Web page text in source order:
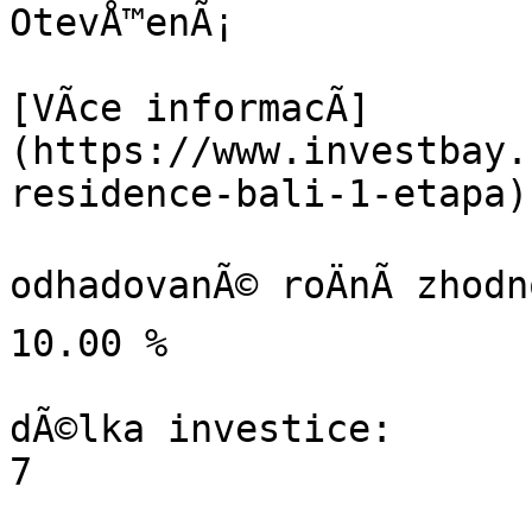
OtevÅ™enÃ¡
[VÃ­ce informacÃ­]
(https://
residence-bali-1-etapa)
odhadovanÃ© roÄnÃ­
10.00 %
dÃ©lka investice:
7